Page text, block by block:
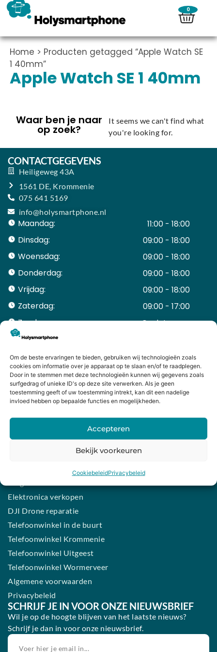
Om de beste ervaringen te bieden, gebruiken wij technologieën zoals
cookies om informatie over je apparaat op te slaan en/of te raadplegen.
Door in te stemmen met deze technologieën kunnen wij gegevens zoals
surfgedrag of unieke ID's op deze site verwerken. Als je geen
toestemming geeft of uw toestemming intrekt, kan dit een nadelige
invloed hebben op bepaalde functies en mogelijkheden.
Accepteren
Bekijk voorkeuren
CookiebeleidPrivacybeleid
0
Home > Producten getagged “Apple Watch SE
1 40mm”
Apple Watch SE 1 40mm
Waar ben je naar
op zoek?
It seems we can't find what
you're looking for.
CONTACTGEGEVENS
Heiligeweg 43A
1561 DE, Krommenie
075 641 5169
info@holysmartphone.nl
Maandag:
11:00 - 18:00
Dinsdag:
09:00 - 18:00
Woensdag:
09:00 - 18:00
Donderdag:
09:00 - 18:00
Vrijdag:
09:00 - 18:00
Zaterdag:
09:00 - 17:00
Zondag:
Gesloten ​ ​ ​ ​ ​ ​ ​
ACCOUNT
Bestellingen
Mijn winkelwagen
HANDIGE LINKS
Levering en retourneren
iPhone laten maken
Samsung smartphone laten maken
Elektronica verkopen
DJI Drone reparatie
Telefoonwinkel in de buurt
Telefoonwinkel Krommenie
Telefoonwinkel Uitgeest
Telefoonwinkel Wormerveer
Algemene voorwaarden
Privacybeleid
SCHRIJF JE IN VOOR ONZE NIEUWSBRIEF
Wil je op de hoogte blijven van het laatste nieuws?
Schrijf je dan in voor onze nieuwsbrief.